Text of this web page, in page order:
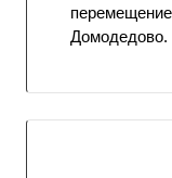
Домодедово.